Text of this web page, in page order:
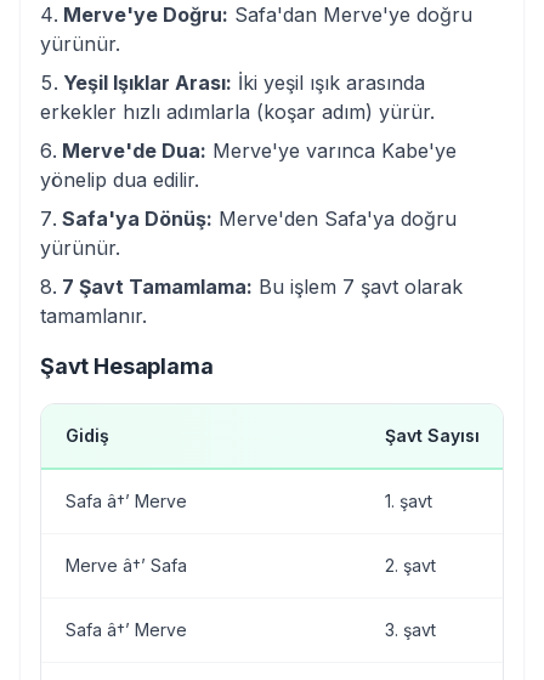
Merve'ye Doğru: Safa'dan Merve'ye doğru
yürünür.
Yeşil Işıklar Arası: İki yeşil ışık arasında
erkekler hızlı adımlarla (koşar adım) yürür.
Merve'de Dua: Merve'ye varınca Kabe'ye
yönelip dua edilir.
Safa'ya Dönüş: Merve'den Safa'ya doğru
yürünür.
7 Şavt Tamamlama: Bu işlem 7 şavt olarak
tamamlanır.
Şavt Hesaplama
Gidiş Şavt Sayısı
Safa â†’ Merve 1. şavt
Merve â†’ Safa 2. şavt
Safa â†’ Merve 3. şavt